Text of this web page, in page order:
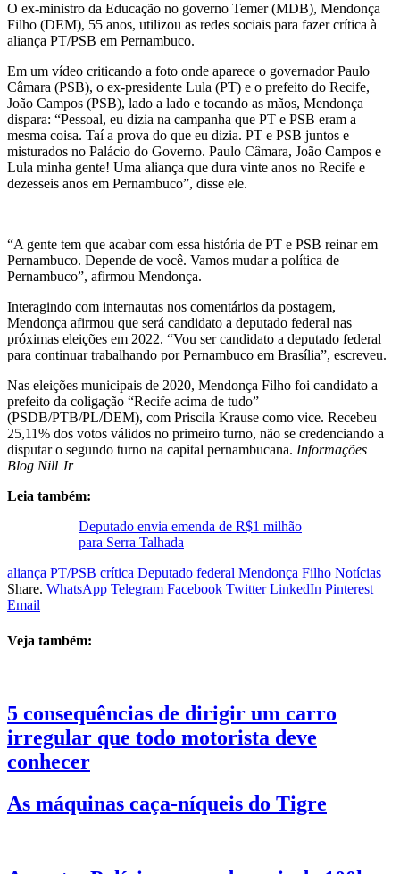
O ex-ministro da Educação no governo Temer (MDB), Mendonça
Filho (DEM), 55 anos, utilizou as redes sociais para fazer crítica à
aliança PT/PSB em Pernambuco.
Em um vídeo criticando a foto onde aparece o governador Paulo
Câmara (PSB), o ex-presidente Lula (PT) e o prefeito do Recife,
João Campos (PSB), lado a lado e tocando as mãos, Mendonça
dispara: “Pessoal, eu dizia na campanha que PT e PSB eram a
mesma coisa. Taí a prova do que eu dizia. PT e PSB juntos e
misturados no Palácio do Governo. Paulo Câmara, João Campos e
Lula minha gente! Uma aliança que dura vinte anos no Recife e
dezesseis anos em Pernambuco”, disse ele.
“A gente tem que acabar com essa história de PT e PSB reinar em
Pernambuco. Depende de você. Vamos mudar a política de
Pernambuco”, afirmou Mendonça.
Interagindo com internautas nos comentários da postagem,
Mendonça afirmou que será candidato a deputado federal nas
próximas eleições em 2022. “Vou ser candidato a deputado federal
para continuar trabalhando por Pernambuco em Brasília”, escreveu.
Nas eleições municipais de 2020, Mendonça Filho foi candidato a
prefeito da coligação “Recife acima de tudo”
(PSDB/PTB/PL/DEM), com Priscila Krause como vice. Recebeu
25,11% dos votos válidos no primeiro turno, não se credenciando a
disputar o segundo turno na capital pernambucana. Informações
Blog Nill Jr
Leia também:
Deputado envia emenda de R$1 milhão
para Serra Talhada
aliança PT/PSB crítica Deputado federal Mendonça Filho Notícias
Share. WhatsApp Telegram Facebook Twitter LinkedIn Pinterest
Email
Veja também:
5 consequências de dirigir um carro
irregular que todo motorista deve
conhecer
As máquinas caça-níqueis do Tigre